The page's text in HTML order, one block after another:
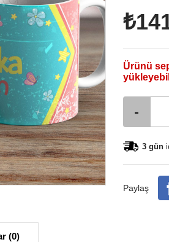
Ürünü
-
3 gün
Paylaş
(0)